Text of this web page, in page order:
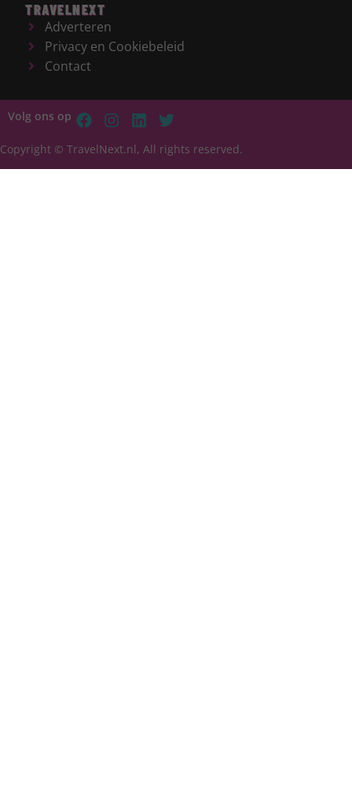
TRAVELNEXT
Adverteren
Privacy en Cookiebeleid
Contact
Volg ons op
Copyright © TravelNext.nl, All rights reserved.